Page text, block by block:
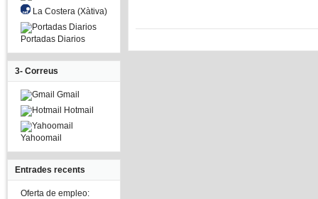
La Costera (Xàtiva)
Portadas Diarios
3- Correus
Gmail
Hotmail
Yahoomail
Entrades recents
Oferta de empleo: